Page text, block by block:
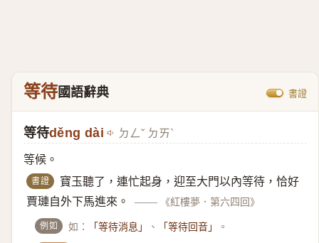
等待國語辭典 書證
等待děng dài ㄉㄥˇ ㄉㄞˋ
等候。
書證
寶玉聽了，連忙起身，迎至大門以內等待，恰好
賈璉自外下馬進來。
—— 《紅樓夢．第六四回》
例如 如： 「等待消息」 、 「等待回音」 。